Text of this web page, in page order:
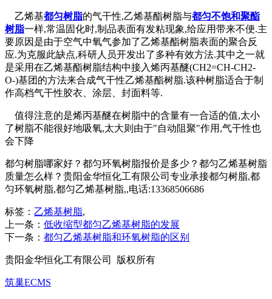
乙烯基都匀树脂的气干性,乙烯基酯树脂与都匀不饱和聚酯
树脂一样,常温固化时,制品表面有发粘现象,给应用带来不便.主
要原因是由于空气中氧气参加了乙烯基酯树脂表面的聚合反
应.为克服此缺点,科研人员开发出了多种有效方法.其中之一就
是采用在乙烯基酯树脂结构中接入烯丙基醚(CH2=CH-CH2-
O-)基团的方法来合成气干性乙烯基酯树脂.该种树脂适合于制
作高档气干性胶衣、涂层、封面料等.
值得注意的是烯丙基醚在树脂中的含量有一合适的值,太小
了树脂不能很好地吸氧,太大则由于"自动阻聚"作用,气干性也
会下降
都匀树脂哪家好？都匀环氧树脂报价是多少？都匀乙烯基树脂
质量怎么样？贵阳金华恒化工有限公司专业承接都匀树脂,都
匀环氧树脂,都匀乙烯基树脂,,电话:13368506686
标签： 乙烯基树脂,
上一条： 低收缩型都匀乙烯基树脂的发展
下一条： 都匀乙烯基树脂和环氧树脂的区别
贵阳金华恒化工有限公司 版权所有
筑巢ECMS